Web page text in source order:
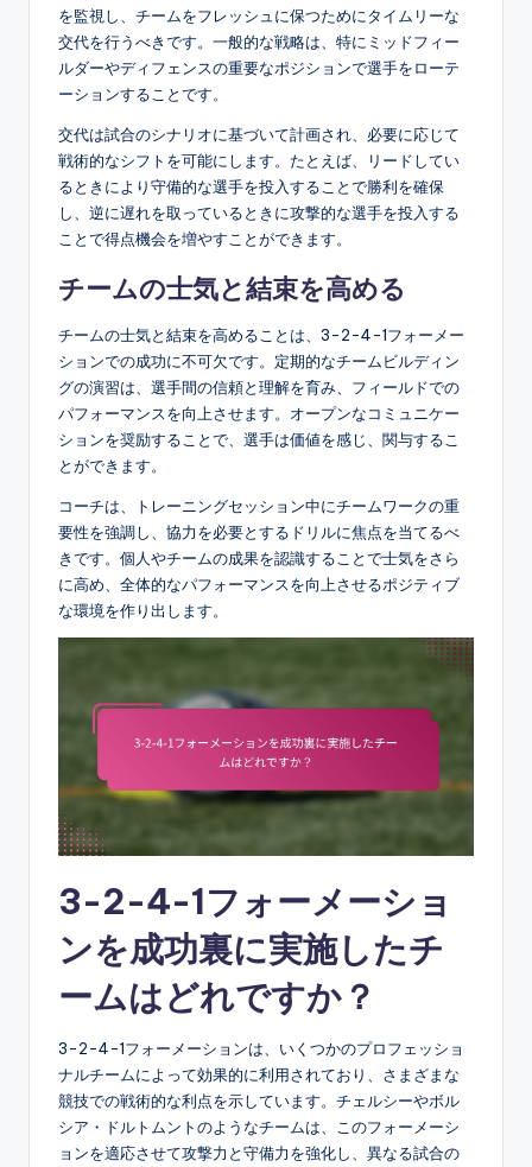
を監視し、チームをフレッシュに保つためにタイムリーな
交代を行うべきです。一般的な戦略は、特にミッドフィー
ルダーやディフェンスの重要なポジションで選手をローテ
ーションすることです。
交代は試合のシナリオに基づいて計画され、必要に応じて
戦術的なシフトを可能にします。たとえば、リードしてい
るときにより守備的な選手を投入することで勝利を確保
し、逆に遅れを取っているときに攻撃的な選手を投入する
ことで得点機会を増やすことができます。
チームの士気と結束を高める
チームの士気と結束を高めることは、3-2-4-1フォーメー
ションでの成功に不可欠です。定期的なチームビルディン
グの演習は、選手間の信頼と理解を育み、フィールドでの
パフォーマンスを向上させます。オープンなコミュニケー
ションを奨励することで、選手は価値を感じ、関与するこ
とができます。
コーチは、トレーニングセッション中にチームワークの重
要性を強調し、協力を必要とするドリルに焦点を当てるべ
きです。個人やチームの成果を認識することで士気をさら
に高め、全体的なパフォーマンスを向上させるポジティブ
な環境を作り出します。
3-2-4-1フォーメーショ
ンを成功裏に実施したチ
ームはどれですか？
3-2-4-1フォーメーションは、いくつかのプロフェッショ
ナルチームによって効果的に利用されており、さまざまな
競技での戦術的な利点を示しています。チェルシーやボル
シア・ドルトムントのようなチームは、このフォーメーシ
ョンを適応させて攻撃力と守備力を強化し、異なる試合の